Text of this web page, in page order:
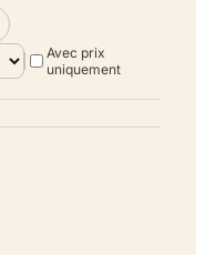
Avec prix
uniquement